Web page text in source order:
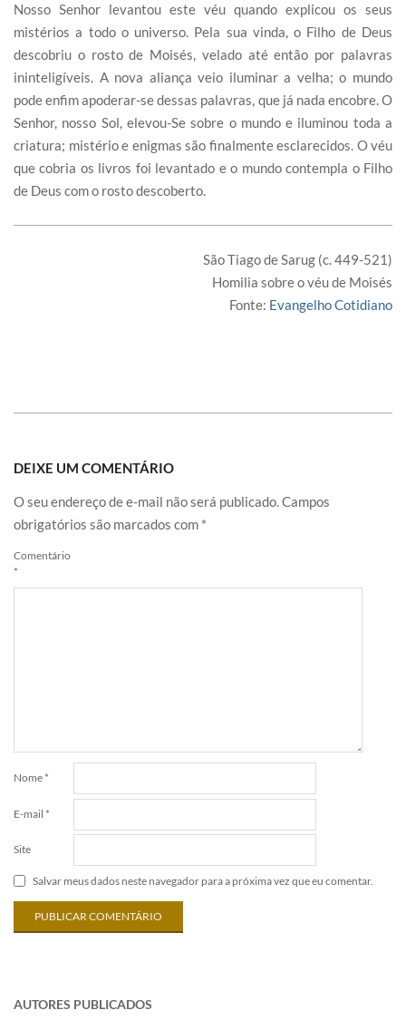
Nosso Senhor levantou este véu quando explicou os seus
mistérios a todo o universo. Pela sua vinda, o Filho de Deus
descobriu o rosto de Moisés, velado até então por palavras
ininteligíveis. A nova aliança veio iluminar a velha; o mundo
pode enfim apoderar-se dessas palavras, que já nada encobre. O
Senhor, nosso Sol, elevou-Se sobre o mundo e iluminou toda a
criatura; mistério e enigmas são finalmente esclarecidos. O véu
que cobria os livros foi levantado e o mundo contempla o Filho
de Deus com o rosto descoberto.
São Tiago de Sarug (c. 449-521)
Homilia sobre o véu de Moisés
Fonte: Evangelho Cotidiano
DEIXE UM COMENTÁRIO
O seu endereço de e-mail não será publicado.Campos
obrigatórios são marcados com *
Comentário
*
Nome *
E-mail *
Site
Salvar meus dados neste navegador para a próxima vez que eu comentar.
AUTORES PUBLICADOS